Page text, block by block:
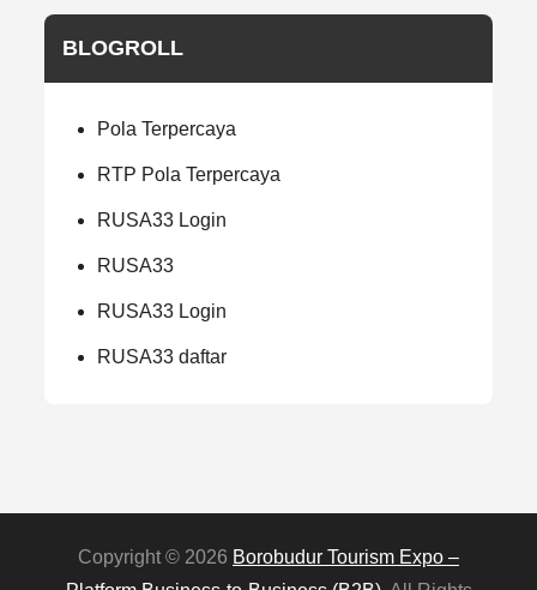
BLOGROLL
Pola Terpercaya
RTP Pola Terpercaya
RUSA33 Login
RUSA33
RUSA33 Login
RUSA33 daftar
Copyright © 2026 Borobudur Tourism Expo –